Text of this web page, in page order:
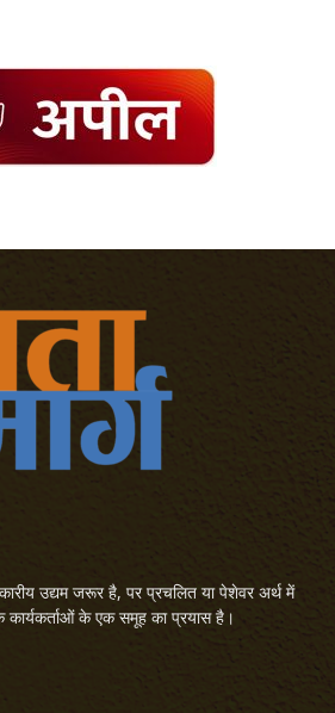
उद्यम जरूर है, पर प्रचलित या पेशेवर अर्थ में
कार्यकर्ताओं के एक समूह का प्रयास है।